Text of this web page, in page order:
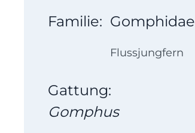
Familie: Gomphidae
Flussjungfern
Gattung:
Gomphus